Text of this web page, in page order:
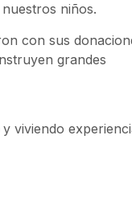
niños.
con sus
grandes
viviendo